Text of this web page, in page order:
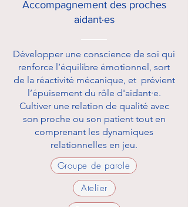
Accompagnement des proches
aidant·es
Développer une conscience de soi qui
renforce l’équilibre émotionnel, sort
de la réactivité mécanique, et prévient
l’épuisement du rôle d'aidant·e.
Cultiver une relation de qualité avec
son proche ou son patient tout en
comprenant les dynamiques
relationnelles en jeu.
Groupe de parole
Atelier